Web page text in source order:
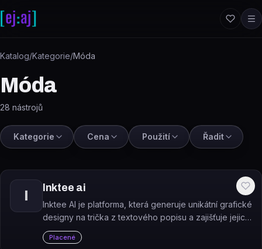
Katalog/Kategorie/Móda
Móda
28 nástrojů
Kategorie Cena Použití Řadit
I
Inktee ai
Inktee AI je platforma, která generuje unikátní grafické
designy na trička z textového popisu a zajišťuje jejich
tisk a doručení na zakázku.
Placené